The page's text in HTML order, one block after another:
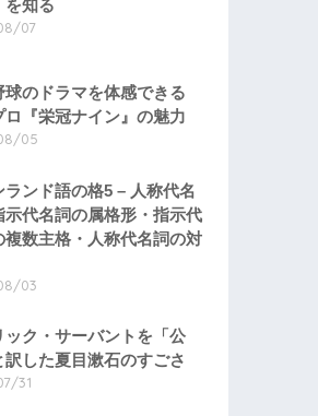
を知る
07
球のドラマを体感できる
ロ『栄冠ナイン』の魅力
05
ランド語の格5 – 人称代名
示代名詞の属格形・指示代
複数主格・人称代名詞の対
03
ック・サーバントを「公
訳した夏目漱石のすごさ
31